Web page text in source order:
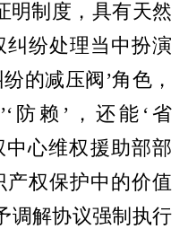
明制度，具有天然
纠纷处理当中扮演
的减压阀’角色，
防赖’，还能‘省
中心维权援助部部
权保护中的价值
调解协议强制执行